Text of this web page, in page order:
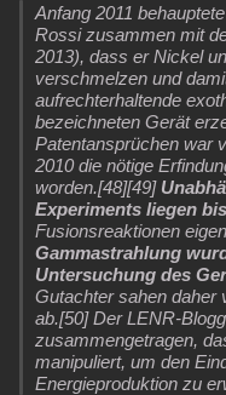
Anfang 2011
Rossi zusammen mit
2013), dass er Nickel
verschmelzen und
aufrechterhaltende
bezeichneten Gerät
Patentansprüchen war
2010 die nötige
worden.[48][49]
Experiments liegen
Fusionsreaktionen
Gammastrahlung
Untersuchung des
Gutachter sahen daher
ab.[50] Der LENR-
zusammengetragen,
manipuliert, um den
Energieproduktion zu